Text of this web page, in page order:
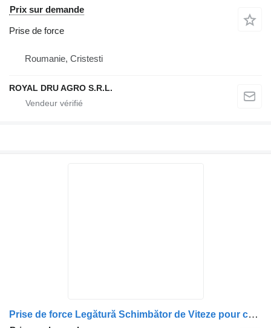
Prix sur demande
Prise de force
Roumanie, Cristesti
ROYAL DRU AGRO S.R.L.
Prise de force Legătură Schimbător de Viteze pour camion MAN 81326706280 / 85326605012 / 81953016170 / 81953016171 / 85951100001